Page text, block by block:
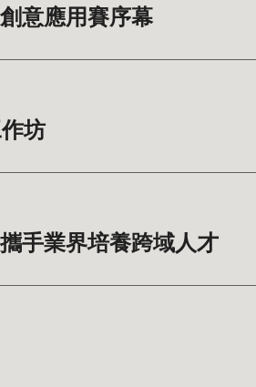
意應用賽序幕
坊
手業界培養跨域人才